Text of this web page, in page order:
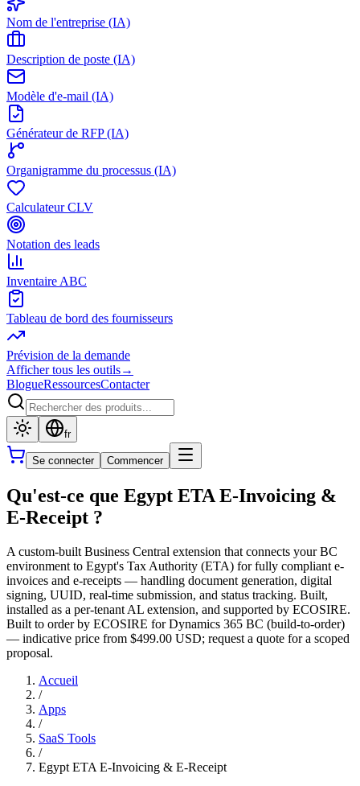
Nom de l'entreprise (IA)
Description de poste (IA)
Modèle d'e-mail (IA)
Générateur de RFP (IA)
Organigramme du processus (IA)
Calculateur CLV
Notation des leads
Inventaire ABC
Tableau de bord des fournisseurs
Prévision de la demande
Afficher tous les outils→
BlogueRessourcesContacter
fr
Se connecter Commencer
Qu'est-ce que Egypt ETA E-Invoicing &
E-Receipt ?
A custom-built Business Central extension that connects your BC
environment to Egypt's Tax Authority (ETA) for fully compliant e-
invoices and e-receipts — handling document generation, digital
signing, UUID, real-time submission, and status tracking. Built,
installed as a per-tenant AL extension, and supported by ECOSIRE.
Built to order by ECOSIRE for Dynamics 365 BC (build-to-order)
— indicative price from $499.00 USD; request a quote for a scoped
proposal.
Accueil
/
Apps
/
SaaS Tools
/
Egypt ETA E-Invoicing & E-Receipt